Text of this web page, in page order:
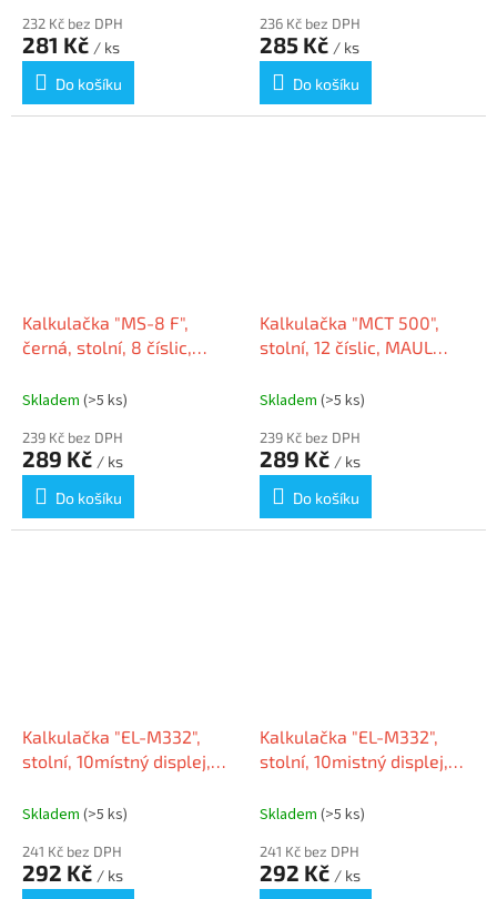
232 Kč bez DPH
281 Kč / ks
Do košíku
236 Kč bez DPH
285 Kč / ks
Do košíku
Kalkulačka "MS-8 F",
černá, stolní, 8 číslic,
Skladem (>5 ks)
239 Kč bez DPH
289 Kč / ks
Do košíku
Kalkulačka "MCT 500",
stolní, 12 číslic, MAUL
Skladem (>5 ks)
239 Kč bez DPH
289 Kč / ks
Do košíku
Kalkulačka "EL-M332",
stolní, 10místný displej,
Skladem (>5 ks)
241 Kč bez DPH
292 Kč / ks
Kalkulačka "EL-M332",
stolní, 10mistný displej,
Skladem (>5 ks)
241 Kč bez DPH
292 Kč / ks